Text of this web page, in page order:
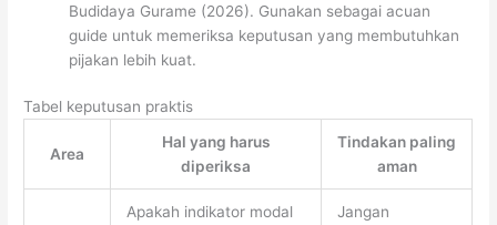
Budidaya Gurame (2026). Gunakan sebagai acuan
guide untuk memeriksa keputusan yang membutuhkan
pijakan lebih kuat.
Tabel keputusan praktis
Area
Hal yang harus
diperiksa
Tindakan paling
aman
Apakah indikator modal
Jangan